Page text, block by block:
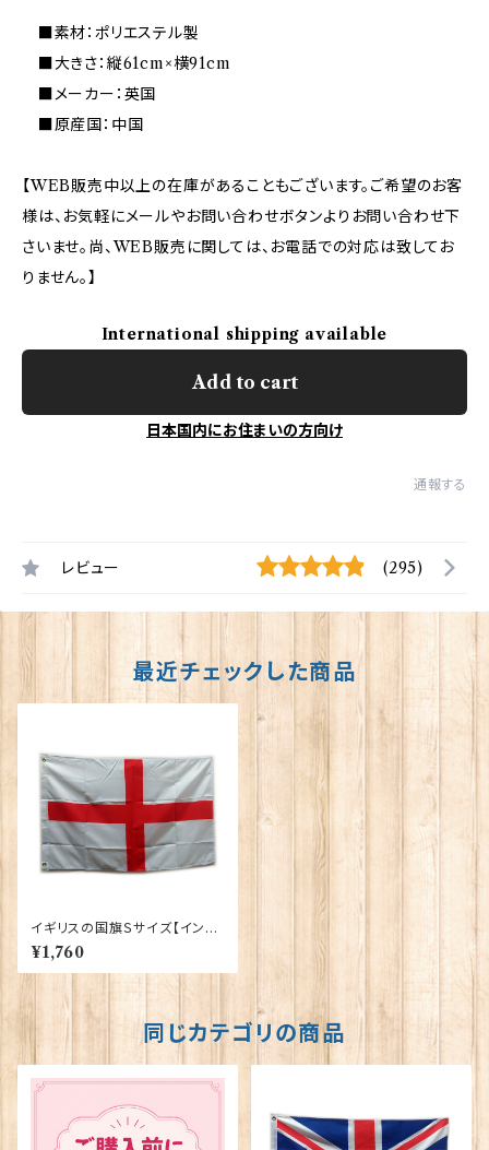
■素材：ポリエステル製
■大きさ：縦61cm×横91cm
■メーカー：英国
■原産国：中国
【WEB販売中以上の在庫があることもございます。ご希望のお客
様は、お気軽にメールやお問い合わせボタンよりお問い合わせ下
さいませ。尚、WEB販売に関しては、お電話での対応は致してお
りません。】
International shipping available
Add to cart
日本国内にお住まいの方向け
通報する
レビュー (295)
最近チェックした商品
イギリスの国旗Ｓサイズ【イング
ランド】Worldwide Flags 90
008-B
¥1,760
同じカテゴリの商品